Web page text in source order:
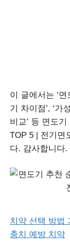
이 글에서는 ‘
기 차이점’, ‘가
비교’ 등 면도
TOP 5 | 전기면
다. 감사합니다.
치약 선택 방법
충치 예방 치약